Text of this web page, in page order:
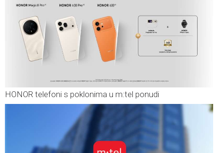
HONOR telefoni s poklonima u m:tel ponudi